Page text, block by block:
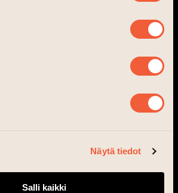
Näytä tiedot
Salli kaikki
4, 20700 Turku
tapahtumissa
avoinna ti-to klo 15-
01.30